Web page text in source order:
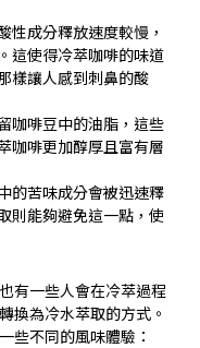
性成分釋放速度較慢，
這使得冷萃咖啡的味道
樣讓人感到刺鼻的酸
咖啡豆中的油脂，這些
咖啡更加醇厚且富有層
的苦味成分會被迅速釋
則能夠避免這一點，使
有一些人會在冷萃過程
換為冷水萃取的方式。
些不同的風味體驗：